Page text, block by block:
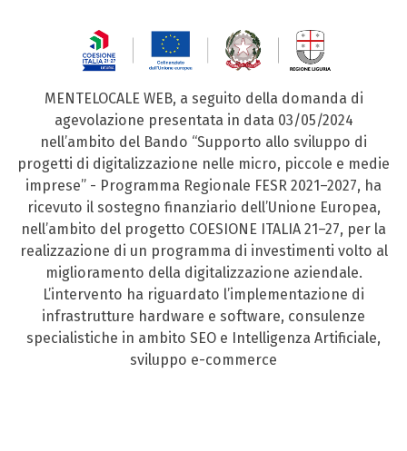
MENTELOCALE WEB, a seguito della domanda di
agevolazione presentata in data 03/05/2024
nell’ambito del Bando “Supporto allo sviluppo di
progetti di digitalizzazione nelle micro, piccole e medie
imprese” - Programma Regionale FESR 2021–2027, ha
ricevuto il sostegno finanziario dell’Unione Europea,
nell’ambito del progetto COESIONE ITALIA 21–27, per la
realizzazione di un programma di investimenti volto al
miglioramento della digitalizzazione aziendale.
L’intervento ha riguardato l’implementazione di
infrastrutture hardware e software, consulenze
specialistiche in ambito SEO e Intelligenza Artificiale,
sviluppo e-commerce